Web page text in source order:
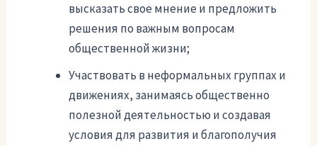
высказать свое мнение и предложить
решения по важным вопросам
общественной жизни;
Участвовать в неформальных группах и
движениях, занимаясь общественно
полезной деятельностью и создавая
условия для развития и благополучия